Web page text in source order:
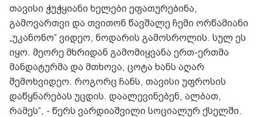
თავისი ჭუჭყიანი ხელები ეფათურებინა,
გამოვართვი და თვითონ წავშალე ჩემი ორწამიანი
„უკანონო“ ვიდეო, ნოდარის გამოსროლის. სულ ეს
იყო. მეორე მხრიდან გამომიყვანა ერთ-ერთმა
მანდატურმა და მთხოვა, ცოტა ხანს აღარ
შემოხვიდეო. როგორც ჩანს, თავისი უფროსის
დაწყნარებას უცდის. დაალევინებენ, ალბათ,
რამეს“, - წერს ვარდიაშვილი სოციალურ ქსელში.